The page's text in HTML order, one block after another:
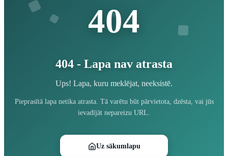
404
404 - Lapa nav atrasta
Ups! Lapa, kuru meklējat, neeksistē.
Pieprasītā lapa netika atrasta. Tā varētu būt pārvietota, dzēsta, vai jūs
ievadījāt nepareizu URL.
Uz sākumlapu